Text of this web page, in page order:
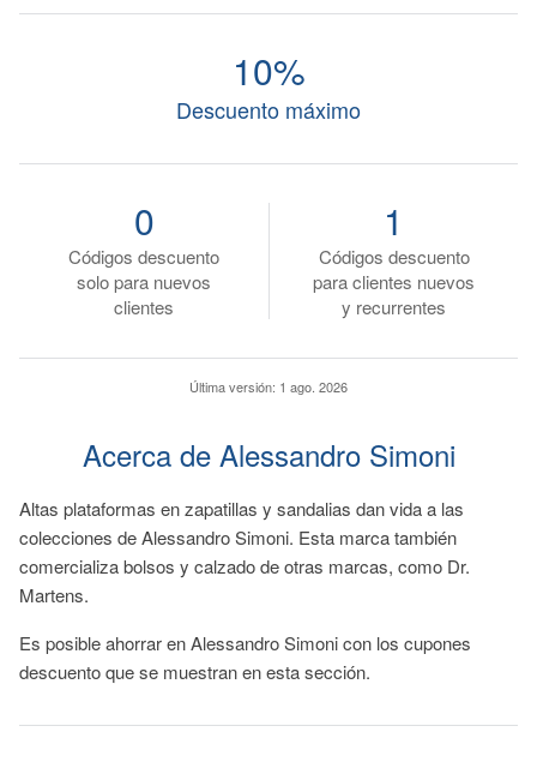
Descuento máximo
10%
Códigos descuento
solo para nuevos
clientes
0
Códigos descuento
para clientes nuevos
y recurrentes
1
Última versión: 1 ago. 2026
Acerca de Alessandro Simoni
Altas plataformas en zapatillas y sandalias dan vida a las
colecciones de Alessandro Simoni. Esta marca también
comercializa bolsos y calzado de otras marcas, como Dr.
Martens.
Es posible ahorrar en Alessandro Simoni con los cupones
descuento que se muestran en esta sección.